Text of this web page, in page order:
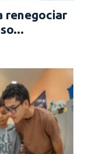
renegociar